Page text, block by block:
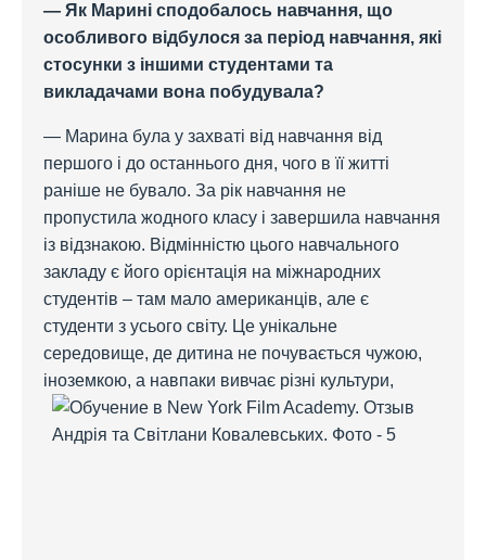
— Як Марині сподобалось навчання, що
особливого відбулося за період навчання, які
стосунки з іншими студентами та
викладачами вона побудувала?
— Марина була у захваті від навчання від
першого і до останнього дня, чого в її житті
раніше не бувало. За рік навчання не
пропустила жодного класу і завершила навчання
із відзнакою. Відмінністю цього навчального
закладу є його орієнтація на міжнародних
студентів – там мало американців, але є
студенти з усього світу. Це унікальне
середовище, де дитина не почувається чужою,
іноземкою, а навпаки вивчає різні культури,